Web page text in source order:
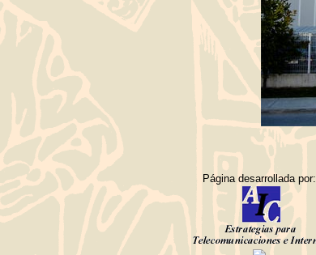
Página desarrollada por: